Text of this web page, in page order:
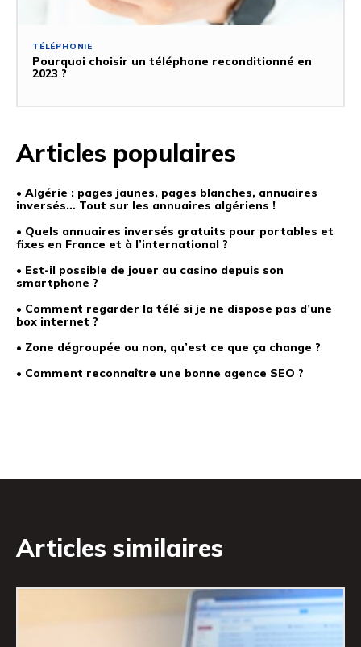
TÉLÉPHONIE
Pourquoi choisir un téléphone reconditionné en
2023 ?
Articles populaires
• Algérie : pages jaunes, pages blanches, annuaires
inversés… Tout sur les annuaires algériens !
• Quels annuaires inversés gratuits pour portables et
fixes en France et à l’international ?
• Est-il possible de jouer au casino depuis son
smartphone ?
• Comment regarder la télé si je ne dispose pas d’une
box internet ?
• Zone dégroupée ou non, qu’est ce que ça change ?
• Comment reconnaître une bonne agence SEO ?
Articles similaires